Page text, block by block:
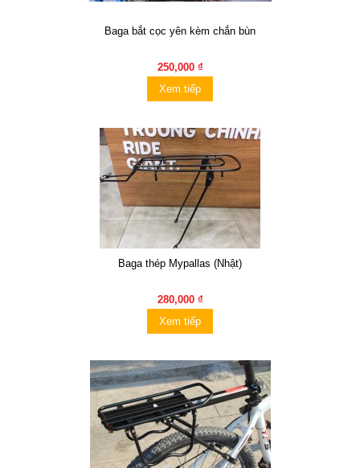
Baga bắt cọc yên kèm chắn bùn
250,000 ₫
Xem tiếp
Baga thép Mypallas (Nhật)
280,000 ₫
Xem tiếp